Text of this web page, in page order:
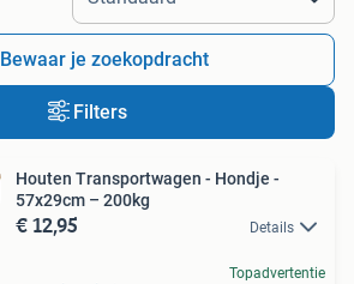
Bewaar je zoekopdracht
Filters
Houten Transportwagen - Hondje -
57x29cm – 200kg
€ 12,95 Details
Topadvertentie